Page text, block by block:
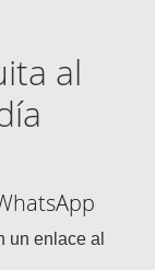
al
un enlace al